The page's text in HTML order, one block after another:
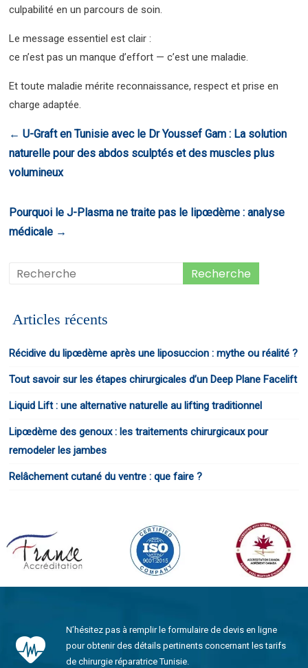
culpabilité en un parcours de soin.
Le message essentiel est clair :
ce n’est pas un manque d’effort — c’est une maladie.
Et toute maladie mérite reconnaissance, respect et prise en
charge adaptée.
← U-Graft en Tunisie avec le Dr Youssef Gam : La solution
naturelle pour des abdos sculptés et des muscles plus
volumineux
Pourquoi le J-Plasma ne traite pas le lipœdème : analyse
médicale →
Articles récents
Récidive du lipœdème après une liposuccion : mythe ou réalité ?
Tout savoir sur les étapes chirurgicales d’un Deep Plane Facelift
Liquid Lift : une alternative naturelle au lifting traditionnel
Lipœdème des genoux : les traitements chirurgicaux pour
remodeler les jambes
Relâchement cutané du ventre : que faire ?
N’hésitez pas à remplir le formulaire de devis en ligne
pour obtenir des détails pertinents concernant les tarifs
de chirurgie réparatrice Tunisie.